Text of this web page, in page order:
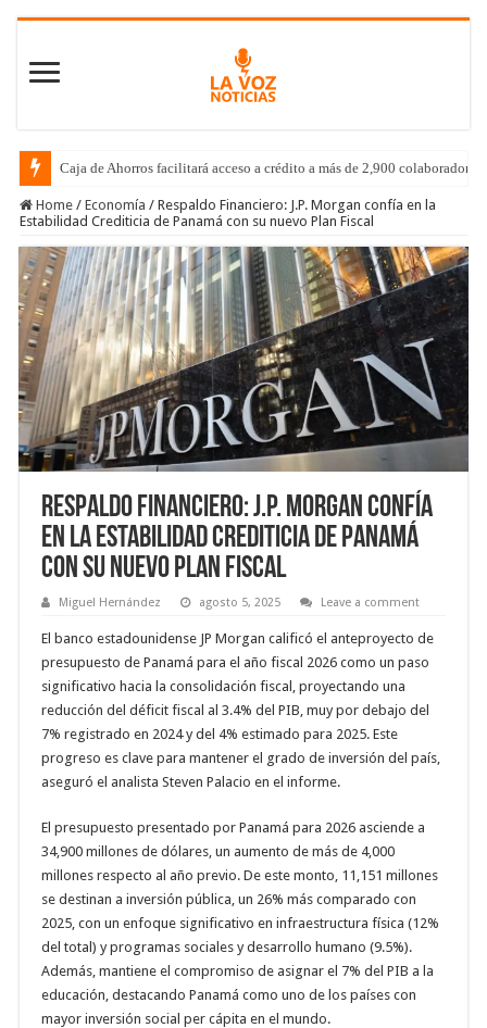
Caja de Ahorros facilitará acceso a crédito a más de 2,900
Home / Economía / Respaldo Financiero: J.P. Morgan confía en la
Estabilidad Crediticia de Panamá con su nuevo Plan Fiscal
Respaldo Financiero: J.P. Morgan confía
en la Estabilidad Crediticia de Panamá
con su nuevo Plan Fiscal
Miguel Hernández agosto 5, 2025 Leave a comment
El banco estadounidense JP Morgan calificó el anteproyecto de
presupuesto de Panamá para el año fiscal 2026 como un paso
significativo hacia la consolidación fiscal, proyectando una
reducción del déficit fiscal al 3.4% del PIB, muy por debajo del
7% registrado en 2024 y del 4% estimado para 2025. Este
progreso es clave para mantener el grado de inversión del país,
aseguró el analista Steven Palacio en el informe.
El presupuesto presentado por Panamá para 2026 asciende a
34,900 millones de dólares, un aumento de más de 4,000
millones respecto al año previo. De este monto, 11,151 millones
se destinan a inversión pública, un 26% más comparado con
2025, con un enfoque significativo en infraestructura física (12%
del total) y programas sociales y desarrollo humano (9.5%).
Además, mantiene el compromiso de asignar el 7% del PIB a la
educación, destacando Panamá como uno de los países con
mayor inversión social per cápita en el mundo.